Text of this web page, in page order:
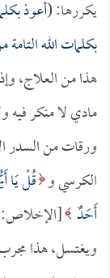
يكررها: (أعوذ
بكلمات الله
هذا من العلاج،
مادي لا منكر فيه
ورقات من السدر
الكرسي و قُلْ يَا
أَحَدٌ
ويغتسل، هذا